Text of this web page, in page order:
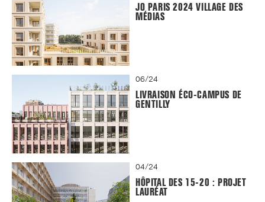
JO PARIS 2024 VILLAGE DES
MÉDIAS
06/24
LIVRAISON ÉCO-CAMPUS DE
GENTILLY
04/24
HÔPITAL DES 15-20 : PROJET
LAURÉAT